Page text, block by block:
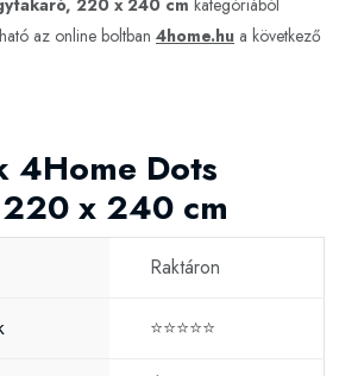
220 x 240 cm kategóriából
az online boltban 4home.hu a következő
4Home Dots
x 240 cm
Raktáron
⭐⭐⭐⭐⭐